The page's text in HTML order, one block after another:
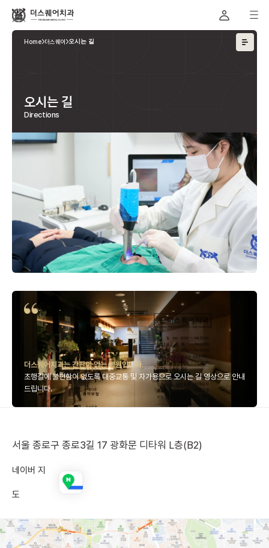
Home 더스퀘어 오시는 길
오시는 길
Directions
더스퀘어치과는 간판이 없는 병원입니다.
초행길에 불편함이 없도록대중교통 및 자가용으로오시는 길 영상으로 안내
드립니다.
서울 종로구 종로3길 17 광화문 디타워 L층(B2)
네이버 지
도